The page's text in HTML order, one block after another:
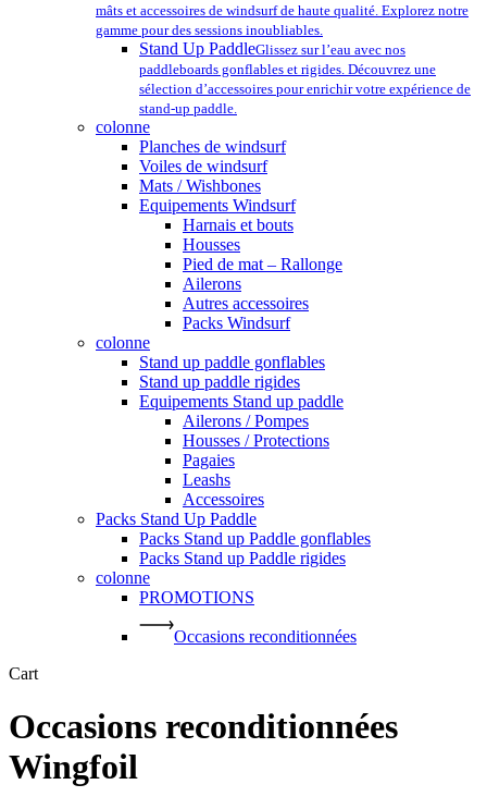
mâts et accessoires de windsurf de haute qualité. Explorez notre
gamme pour des sessions inoubliables.
Stand Up PaddleGlissez sur l’eau avec nos
paddleboards gonflables et rigides. Découvrez une
sélection d’accessoires pour enrichir votre expérience de
stand-up paddle.
colonne
Planches de windsurf
Voiles de windsurf
Mats / Wishbones
Equipements Windsurf
Harnais et bouts
Housses
Pied de mat – Rallonge
Ailerons
Autres accessoires
Packs Windsurf
colonne
Stand up paddle gonflables
Stand up paddle rigides
Equipements Stand up paddle
Ailerons / Pompes
Housses / Protections
Pagaies
Leashs
Accessoires
Packs Stand Up Paddle
Packs Stand up Paddle gonflables
Packs Stand up Paddle rigides
colonne
PROMOTIONS
Occasions reconditionnées
CartClose
Occasions reconditionnées
Wingfoil